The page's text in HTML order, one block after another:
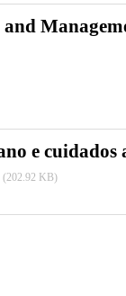
e cuidados
(202.92 KB)